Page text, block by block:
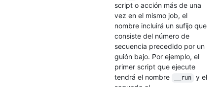
script o acción más de una
vez en el mismo job, el
nombre incluirá un sufijo que
consiste del número de
secuencia precedido por un
guión bajo. Por ejemplo, el
primer script que ejecute
tendrá el nombre
__run
y el